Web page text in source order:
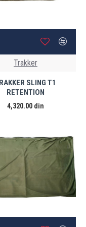
Trakker
SLING T1
RETENTION
4,320.00 din